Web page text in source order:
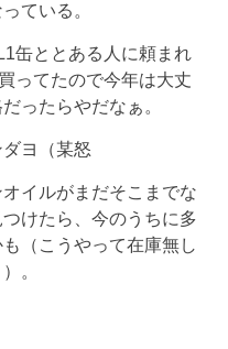
ている。
缶ととある人に頼まれ
ってたので今年は大丈
ったらやだなぁ。
ヨ（某怒
イルがまだそこまでな
けたら、今のうちに多
（こうやって在庫無し
。